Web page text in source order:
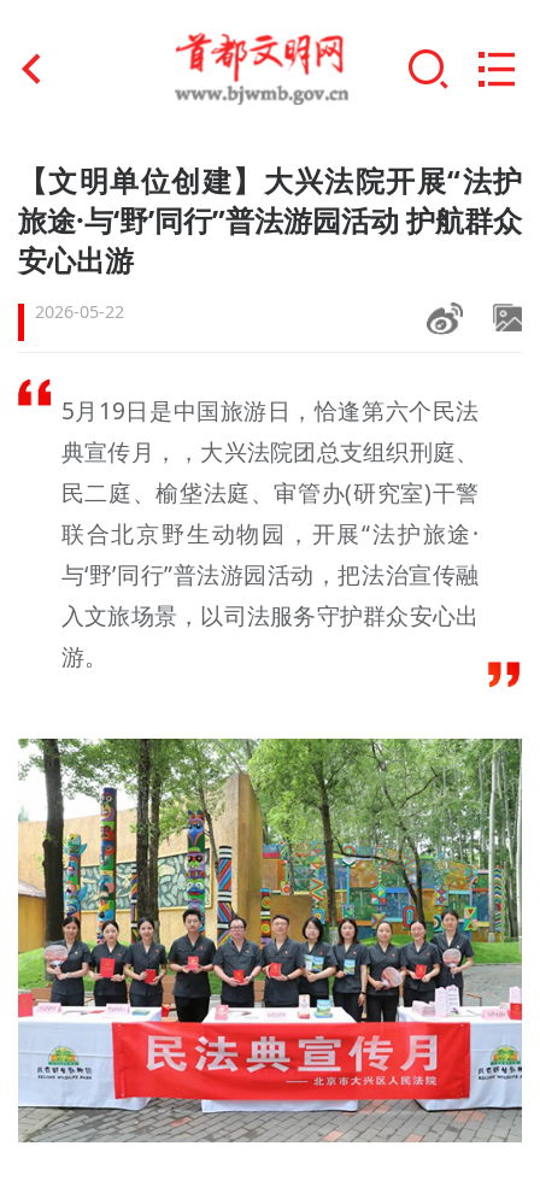
首页
文明创建
+
文明实践
文明培育
+
未成年人思想道德建设
榜样人物
身边好人
文明评论
北京宣传文化引导基金
专题
资料库
+
【文明单位创建】大兴法院开展“法护
旅途·与‘野’同行”普法游园活动 护航群众
安心出游
2026-05-22
5月19日是中国旅游日，恰逢第六个民法
典宣传月，，大兴法院团总支组织刑庭、
民二庭、榆垡法庭、审管办(研究室)干警
联合北京野生动物园，开展“法护旅途·
与‘野’同行”普法游园活动，把法治宣传融
入文旅场景，以司法服务守护群众安心出
游。